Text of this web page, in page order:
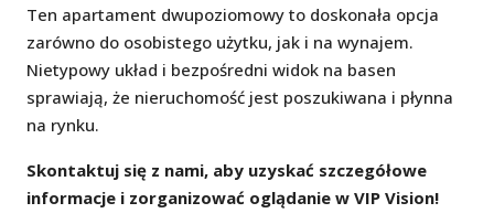
Ten apartament dwupoziomowy to doskonała opcja
zarówno do osobistego użytku, jak i na wynajem.
Nietypowy układ i bezpośredni widok na basen
sprawiają, że nieruchomość jest poszukiwana i płynna
na rynku.
Skontaktuj się z nami, aby uzyskać szczegółowe
informacje i zorganizować oglądanie w VIP Vision!